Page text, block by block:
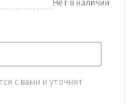
Нет в наличии
с вами и уточнят